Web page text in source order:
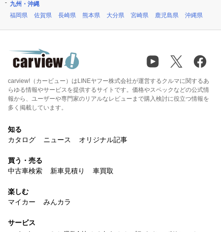
九州・沖縄
福岡県
佐賀県 長崎県 熊本県 大分県 宮崎県 鹿児島県 沖縄県
carview!（カービュー）はLINEヤフー株式会社が運営するクルマに関するあ
らゆる情報やサービスを提供するサイトです。価格やスペックなどの公式情
報から、ユーザーや専門家のリアルなレビューまで購入検討に役立つ情報を
多く掲載しています。
知る
カタログ
ニュース オリジナル記事
買う・売る
中古車検索
新車見積り 車買取
楽しむ
マイカー
みんカラ
サービス